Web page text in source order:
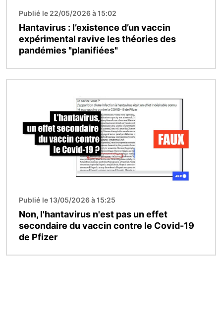
Publié le 22/05/2026 à 15:02
Hantavirus : l’existence d’un vaccin
expérimental ravive les théories des
pandémies "planifiées"
Publié le 13/05/2026 à 15:25
Non, l'hantavirus n'est pas un effet
secondaire du vaccin contre le Covid-19
de Pfizer